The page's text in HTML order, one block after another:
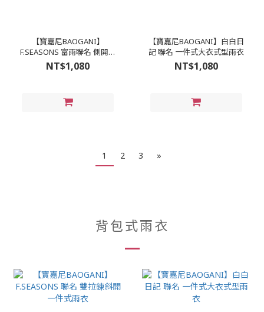
【寶嘉尼BAOGANI】
F.SEASONS 富雨聯名 側開套
頭一件式雨衣 (免脫安全帽快
速穿脫)
NT$1,080
【寶嘉尼BAOGANI】白白日
記 聯名 一件式大衣式型雨衣
NT$1,080
1 2 3 »
背包式雨衣